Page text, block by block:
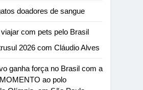
doadores de sangue
com pets pelo Brasil
2026 com Cláudio Alves
ganha força no Brasil com a
ao polo